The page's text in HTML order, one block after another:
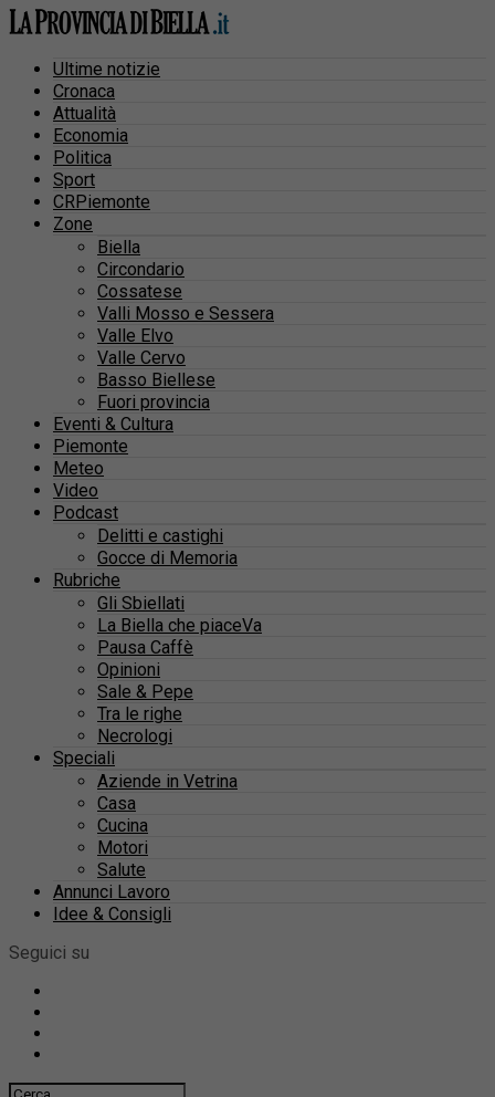
Ultime notizie
Cronaca
Attualità
Economia
Politica
Sport
CRPiemonte
Zone
Biella
Circondario
Cossatese
Valli Mosso e Sessera
Valle Elvo
Valle Cervo
Basso Biellese
Fuori provincia
Eventi & Cultura
Piemonte
Meteo
Video
Podcast
Delitti e castighi
Gocce di Memoria
Rubriche
Gli Sbiellati
La Biella che piaceVa
Pausa Caffè
Opinioni
Sale & Pepe
Tra le righe
Necrologi
Speciali
Aziende in Vetrina
Casa
Cucina
Motori
Salute
Annunci Lavoro
Idee & Consigli
Seguici su